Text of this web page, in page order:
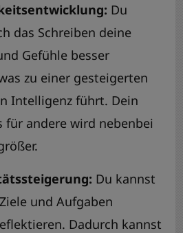
Du
das Schreiben deine
Gefühle besser
zu einer gesteigerten
Intelligenz führt. Dein
für andere wird nebenbei
Du kannst
und Aufgaben
Dadurch kannst